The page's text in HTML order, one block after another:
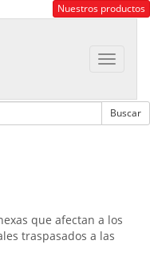
Nuestros productos
Toggle
que afectan a los
traspasados a las